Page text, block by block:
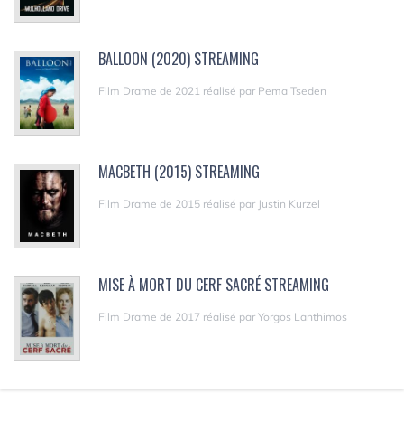
BALLOON (2020) STREAMING
Film Drame de 2021 réalisé par Pema Tseden
MACBETH (2015) STREAMING
Film Drame de 2015 réalisé par Justin Kurzel
MISE À MORT DU CERF SACRÉ STREAMING
Film Drame de 2017 réalisé par Yorgos Lanthimos